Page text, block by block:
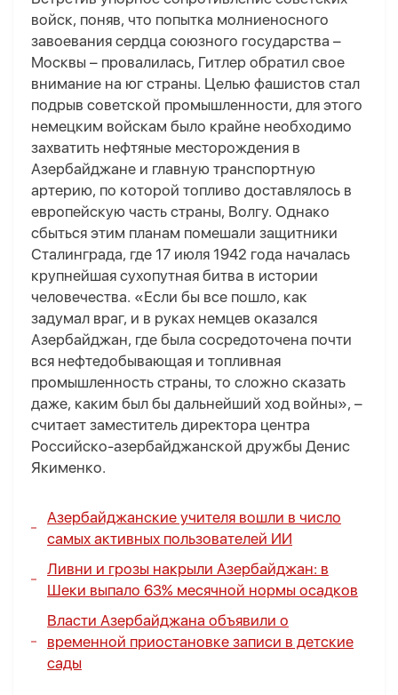
войск, поняв, что попытка молниеносного
завоевания сердца союзного государства –
Москвы – провалилась, Гитлер обратил свое
внимание на юг страны. Целью фашистов стал
подрыв советской промышленности, для этого
немецким войскам было крайне необходимо
захватить нефтяные месторождения в
Азербайджане и главную транспортную
артерию, по которой топливо доставлялось в
европейскую часть страны, Волгу. Однако
сбыться этим планам помешали защитники
Сталинграда, где 17 июля 1942 года началась
крупнейшая сухопутная битва в истории
человечества. «Если бы все пошло, как
задумал враг, и в руках немцев оказался
Азербайджан, где была сосредоточена почти
вся нефтедобывающая и топливная
промышленность страны, то сложно сказать
даже, каким был бы дальнейший ход войны», –
считает заместитель директора центра
Российско-азербайджанской дружбы Денис
Якименко.
Азербайджанские учителя вошли в число
самых активных пользователей ИИ
Ливни и грозы накрыли Азербайджан: в
Шеки выпало 63% месячной нормы осадков
Власти Азербайджана объявили о
временной приостановке записи в детские
сады